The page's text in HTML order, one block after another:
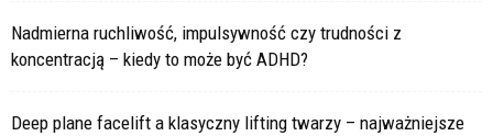
Nadmierna ruchliwość, impulsywność czy trudności z
koncentracją – kiedy to może być ADHD?
Deep plane facelift a klasyczny lifting twarzy – najważniejsze